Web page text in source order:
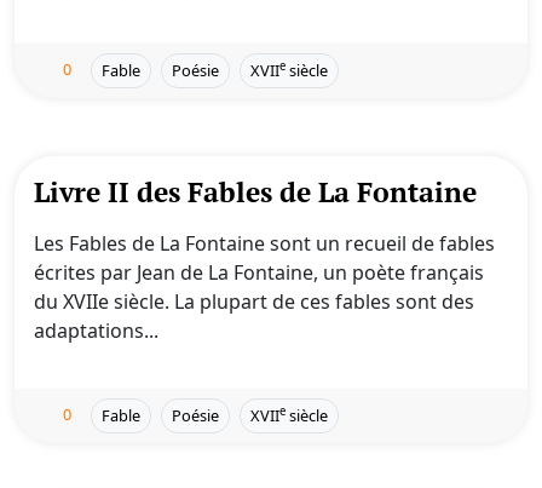
0 Fable Poésie XVIIe siècle
Livre II des Fables de La Fontaine
Les Fables de La Fontaine sont un recueil de fables
écrites par Jean de La Fontaine, un poète français
du XVIIe siècle. La plupart de ces fables sont des
adaptations...
0 Fable Poésie XVIIe siècle